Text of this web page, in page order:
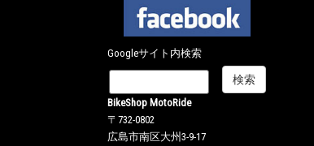
Googleサイト内検索
BikeShop MotoRide
〒732-0802
広島市南区大州3-9-17